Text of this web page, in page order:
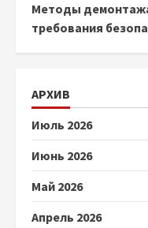
Методы
требования
АРХИВ
Июль 2026
Июнь 2026
Май 2026
Апрель 2026